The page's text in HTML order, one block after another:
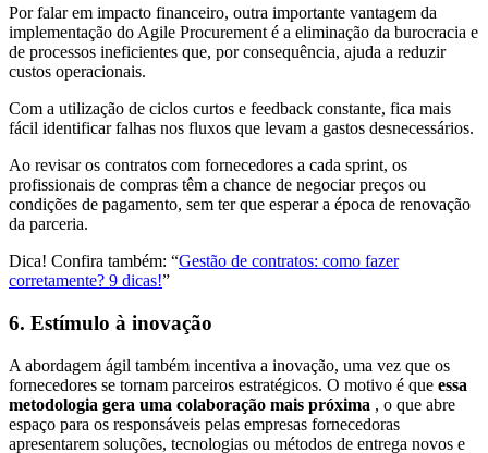
Por falar em impacto financeiro, outra importante vantagem da
implementação do Agile Procurement é a eliminação da burocracia e
de processos ineficientes que, por consequência, ajuda a reduzir
custos operacionais.
Com a utilização de ciclos curtos e feedback constante, fica mais
fácil identificar falhas nos fluxos que levam a gastos desnecessários.
Ao revisar os contratos com fornecedores a cada sprint, os
profissionais de compras têm a chance de negociar preços ou
condições de pagamento, sem ter que esperar a época de renovação
da parceria.
Dica! Confira também: “Gestão de contratos: como fazer
corretamente? 9 dicas!”
6. Estímulo à inovação
A abordagem ágil também incentiva a inovação, uma vez que os
fornecedores se tornam parceiros estratégicos. O motivo é que essa
metodologia gera uma colaboração mais próxima , o que abre
espaço para os responsáveis pelas empresas fornecedoras
apresentarem soluções, tecnologias ou métodos de entrega novos e